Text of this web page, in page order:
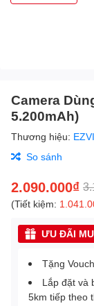
Camera
5.200mAh)
Thương hiệu:
So sánh
2.090.000₫
(Tiết kiệm:
ƯU ĐÃI
Tặng
Lắp đặt và
5km tiếp theo